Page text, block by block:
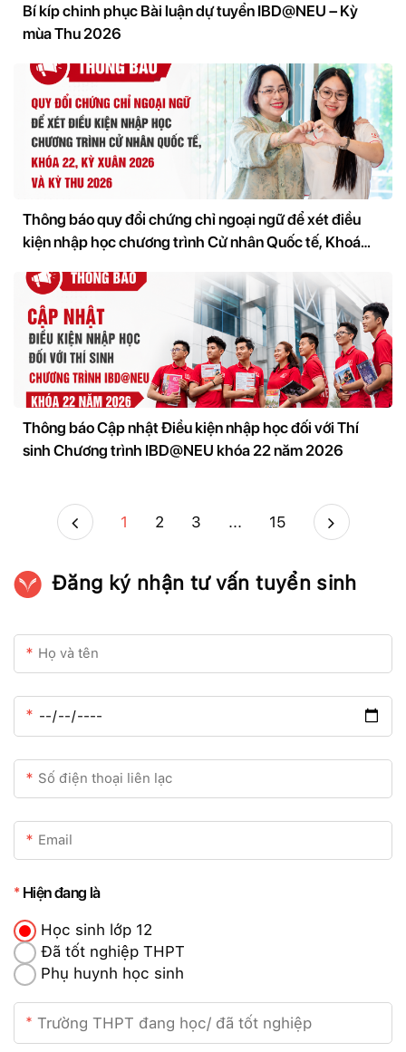
Bí kíp chinh phục Bài luận dự tuyển IBD@NEU – Kỳ
mùa Thu 2026
Thông báo quy đổi chứng chỉ ngoại ngữ để xét điều
kiện nhập học chương trình Cử nhân Quốc tế, Khoá
Thông báo Cập nhật Điều kiện nhập học đối với Thí
sinh Chương trình IBD@NEU khóa 22 năm 2026
1 2 3 ... 15
Đăng ký nhận tư vấn tuyển sinh
Hiện đang là
Học sinh lớp 12
Đã tốt nghiệp THPT
Phụ huynh học sinh